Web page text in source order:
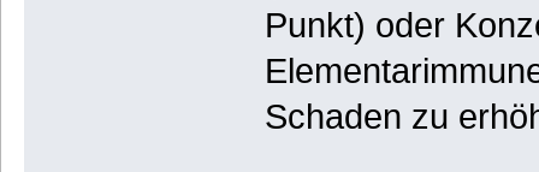
Punkt) oder
Schaden zu